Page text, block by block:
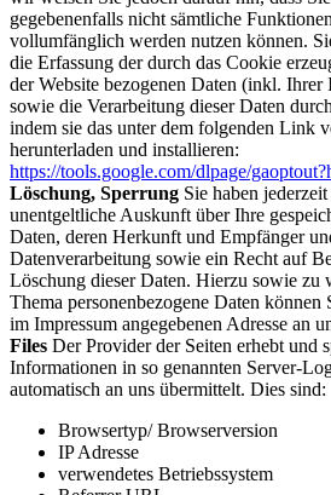
gegebenenfalls nicht sämtliche
vollumfänglich werden nutzen können.
die Erfassung der durch das Cookie
der Website bezogenen Daten (inkl. Ihrer
sowie die Verarbeitung dieser Daten
indem sie das unter dem folgenden Link
herunterladen und installieren:
https://tools.google.com/dlpage/
Löschung, Sperrung Sie haben
unentgeltliche Auskunft über Ihre
Daten, deren Herkunft und Empfänger
Datenverarbeitung sowie ein Recht auf
Löschung dieser Daten. Hierzu sowie zu
Thema personenbezogene Daten können
im Impressum angegebenen Adresse an
Files Der Provider der Seiten erhebt und
Informationen in so genannten Server-
automatisch an uns übermittelt. Dies sind:
Browsertyp/ Browserversion
IP Adresse
verwendetes Betriebssystem